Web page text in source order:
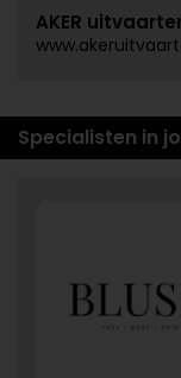
AKER
Specialisten in